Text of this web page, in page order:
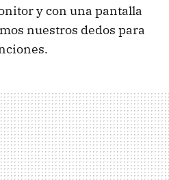
y con una pantalla
nuestros dedos para